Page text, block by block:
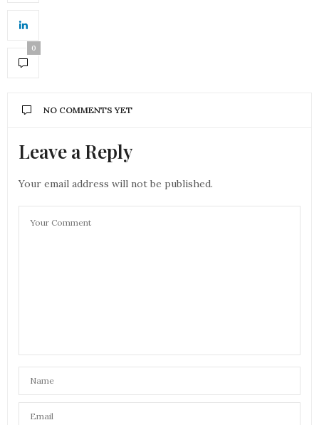
0
NO COMMENTS YET
Leave a Reply
Your email address will not be published.